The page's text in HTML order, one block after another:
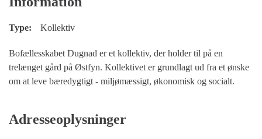
Type: Kollektiv
Bofællesskabet Dugnad er et kollektiv, der holder til på en
trelænget gård på Østfyn. Kollektivet er grundlagt ud fra et ønske
om at leve bæredygtigt - miljømæssigt, økonomisk og socialt.
Adresseoplysninger